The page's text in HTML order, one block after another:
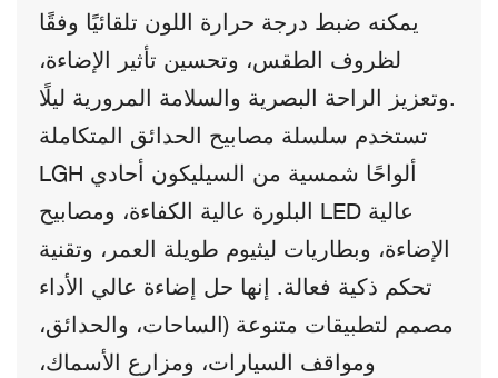
يمكنه ضبط درجة حرارة اللون تلقائيًا وفقًا
لظروف الطقس، وتحسين تأثير الإضاءة،
وتعزيز الراحة البصرية والسلامة المرورية ليلًا.
تستخدم سلسلة مصابيح الحدائق المتكاملة
LGH ألواحًا شمسية من السيليكون أحادي
البلورة عالية الكفاءة، ومصابيح LED عالية
الإضاءة، وبطاريات ليثيوم طويلة العمر، وتقنية
تحكم ذكية فعالة. إنها حل إضاءة عالي الأداء
مصمم لتطبيقات متنوعة (الساحات، والحدائق،
ومواقف السيارات، ومزارع الأسماك،